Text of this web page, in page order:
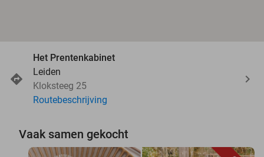
Het Prentenkabinet
Leiden
Kloksteeg 25
Routebeschrijving
Vaak samen gekocht